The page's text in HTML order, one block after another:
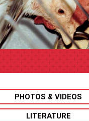
PHOTOS & VIDEOS
LITERATURE